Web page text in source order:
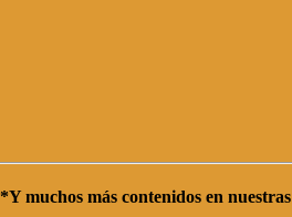
*Y muchos más contenidos en nuestras